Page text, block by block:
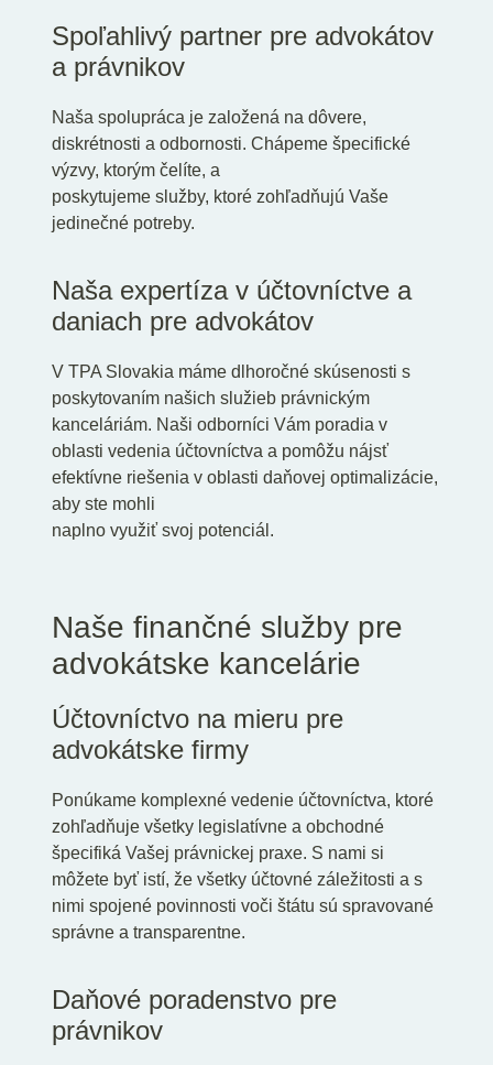
Spoľahlivý partner pre advokátov
a právnikov
Naša spolupráca je založená na dôvere,
diskrétnosti a odbornosti. Chápeme špecifické
výzvy, ktorým čelíte, a
poskytujeme služby, ktoré zohľadňujú Vaše
jedinečné potreby.
Naša expertíza v účtovníctve a
daniach pre advokátov
V TPA Slovakia máme dlhoročné skúsenosti s
poskytovaním našich služieb právnickým
kanceláriám. Naši odborníci Vám poradia v
oblasti vedenia účtovníctva a pomôžu nájsť
efektívne riešenia v oblasti daňovej optimalizácie,
aby ste mohli
naplno využiť svoj potenciál.
Naše finančné služby pre
advokátske kancelárie
Účtovníctvo na mieru pre
advokátske firmy
Ponúkame komplexné vedenie účtovníctva, ktoré
zohľadňuje všetky legislatívne a obchodné
špecifiká Vašej právnickej praxe. S nami si
môžete byť istí, že všetky účtovné záležitosti a s
nimi spojené povinnosti voči štátu sú spravované
správne a transparentne.
Daňové poradenstvo pre
právnikov